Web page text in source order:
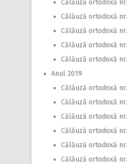
Călăuză ortodoxă
Călăuză ortodoxă
Călăuză ortodoxă nr.
Călăuză ortodoxă nr.
Călăuză ortodoxă nr.
Anul 2019
Călăuză ortodoxă nr.
Călăuză ortodoxă nr.
Călăuză ortodoxă
Călăuză ortodoxă
Călăuză ortodoxă
Călăuză ortodoxă